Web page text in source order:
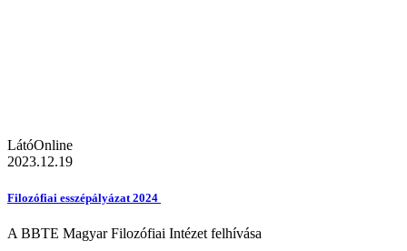
LátóOnline
2023.12.19
Filozófiai esszépályázat 2024
A BBTE Magyar Filozófiai Intézet felhívása